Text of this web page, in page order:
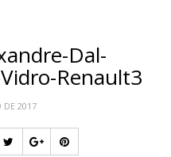
Dal-
Renault3
DE 2017